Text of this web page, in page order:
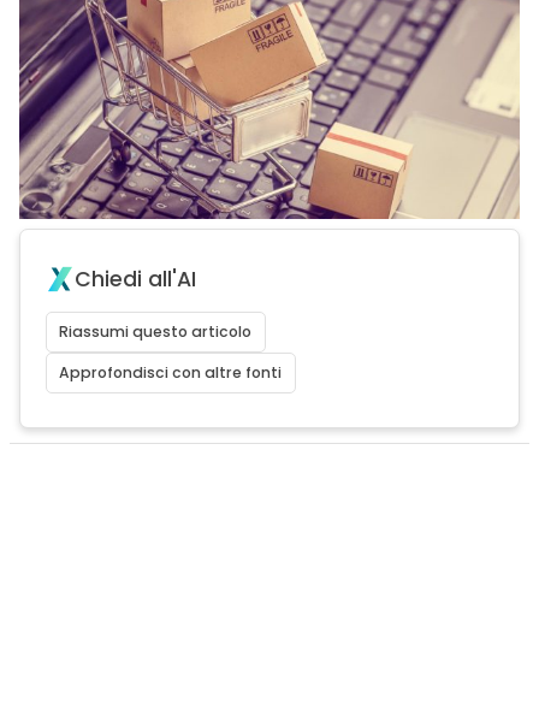
Chiedi all'AI
Riassumi questo articolo
Approfondisci con altre fonti